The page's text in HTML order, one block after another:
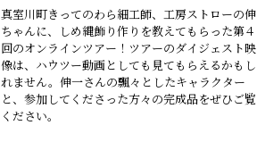
真室川町きってのわら細工師、工房ストローの伸
ちゃんに、しめ縄飾り作りを教えてもらった第４
回のオンラインツアー！ツアーのダイジェスト映
像は、ハウツー動画としても見てもらえるかもし
れません。伸一さんの飄々としたキャラクター
と、参加してくださった方々の完成品をぜひご覧
ください。